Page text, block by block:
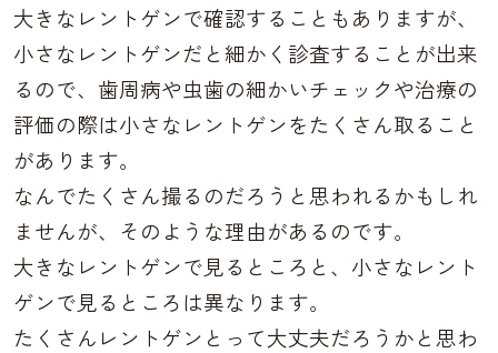
大きなレントゲンで確認することもありますが、
小さなレントゲンだと細かく診査することが出来
るので、歯周病や虫歯の細かいチェックや治療の
評価の際は小さなレントゲンをたくさん取ること
があります。
なんでたくさん撮るのだろうと思われるかもしれ
ませんが、そのような理由があるのです。
大きなレントゲンで見るところと、小さなレント
ゲンで見るところは異なります。
たくさんレントゲンとって大丈夫だろうかと思わ